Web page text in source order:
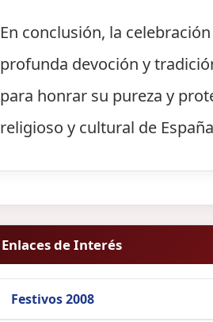
En conclusión, la
profunda devoción y
para honrar su pureza y
religioso y cultural de
Enlaces de Interés
Festivos 2008